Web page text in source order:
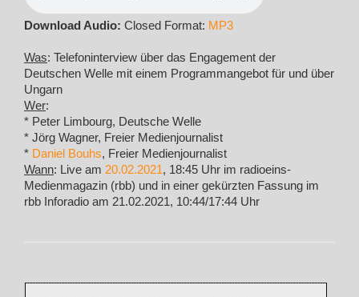
Download Audio: Closed Format: MP3
Was: Telefoninterview über das Engagement der
Deutschen Welle mit einem Programmangebot für und über
Ungarn
Wer:
* Peter Limbourg, Deutsche Welle
* Jörg Wagner, Freier Medienjournalist
* Daniel Bouhs, Freier Medienjournalist
Wann: Live am 20.02.2021, 18:45 Uhr im radioeins-
Medienmagazin (rbb) und in einer gekürzten Fassung im
rbb Inforadio am 21.02.2021, 10:44/17:44 Uhr